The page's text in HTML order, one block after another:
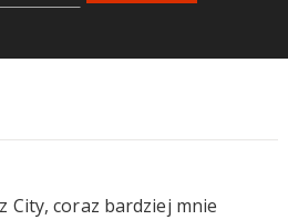
City, coraz bardziej mnie